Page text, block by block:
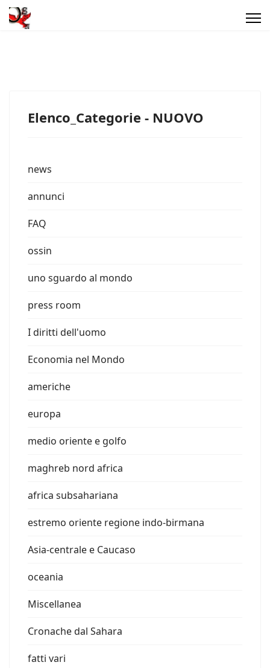
Elenco_Categorie - NUOVO
news
annunci
FAQ
ossin
uno sguardo al mondo
press room
I diritti dell'uomo
Economia nel Mondo
americhe
europa
medio oriente e golfo
maghreb nord africa
africa subsahariana
estremo oriente regione indo-birmana
Asia-centrale e Caucaso
oceania
Miscellanea
Cronache dal Sahara
fatti vari